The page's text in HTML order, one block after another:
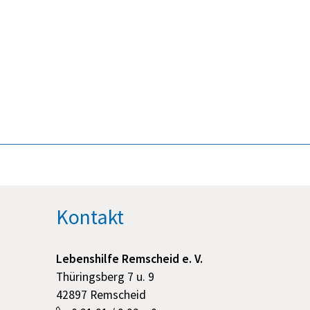
Kontakt
Lebenshilfe Remscheid e. V.
Thüringsberg 7 u. 9
42897 Remscheid